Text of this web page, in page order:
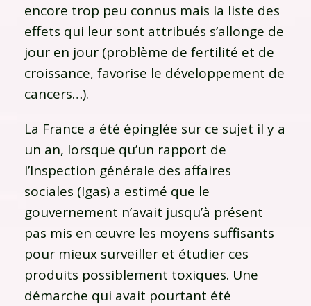
encore trop peu connus mais la liste des
effets qui leur sont attribués s’allonge de
jour en jour (problème de fertilité et de
croissance, favorise le développement de
cancers…).
La France a été épinglée sur ce sujet il y a
un an, lorsque qu’un rapport de
l’Inspection générale des affaires
sociales (Igas) a estimé que le
gouvernement n’avait jusqu’à présent
pas mis en œuvre les moyens suffisants
pour mieux surveiller et étudier ces
produits possiblement toxiques. Une
démarche qui avait pourtant été